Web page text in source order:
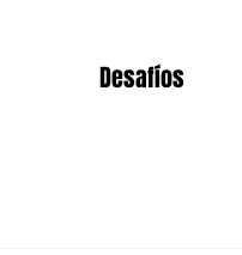
Desafíos